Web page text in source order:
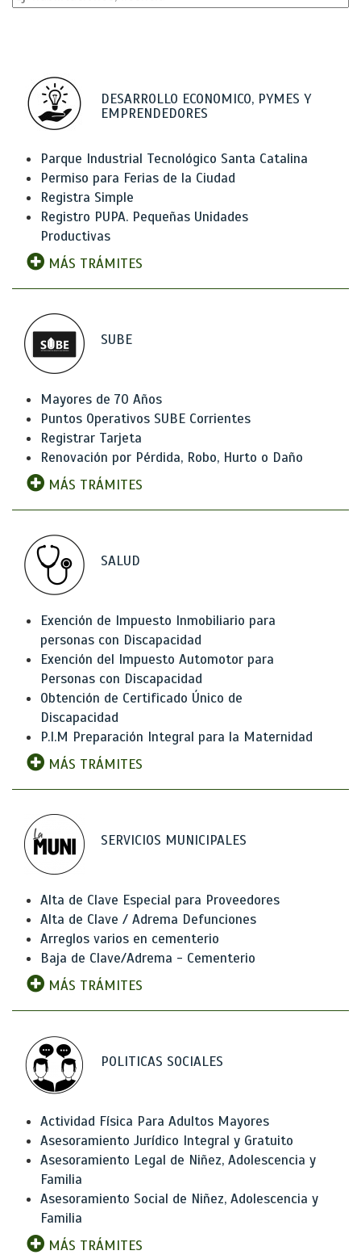
DESARROLLO ECONOMICO, PYMES Y
EMPRENDEDORES
Parque Industrial Tecnológico Santa Catalina
Permiso para Ferias de la Ciudad
Registra Simple
Registro PUPA. Pequeñas Unidades
Productivas
MÁS TRÁMITES
SUBE
Mayores de 70 Años
Puntos Operativos SUBE Corrientes
Registrar Tarjeta
Renovación por Pérdida, Robo, Hurto o Daño
MÁS TRÁMITES
SALUD
Exención de Impuesto Inmobiliario para
personas con Discapacidad
Exención del Impuesto Automotor para
Personas con Discapacidad
Obtención de Certificado Único de
Discapacidad
P.I.M Preparación Integral para la Maternidad
MÁS TRÁMITES
SERVICIOS MUNICIPALES
Alta de Clave Especial para Proveedores
Alta de Clave / Adrema Defunciones
Arreglos varios en cementerio
Baja de Clave/Adrema - Cementerio
MÁS TRÁMITES
POLITICAS SOCIALES
Actividad Física Para Adultos Mayores
Asesoramiento Jurídico Integral y Gratuito
Asesoramiento Legal de Niñez, Adolescencia y
Familia
Asesoramiento Social de Niñez, Adolescencia y
Familia
MÁS TRÁMITES